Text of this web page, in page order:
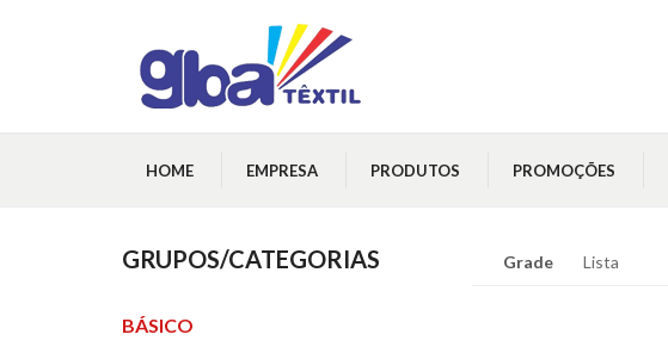
HOME EMPRESA PRODUTOS PROMOÇÕES
GRUPOS/CATEGORIAS
BÁSICO
Grade Lista